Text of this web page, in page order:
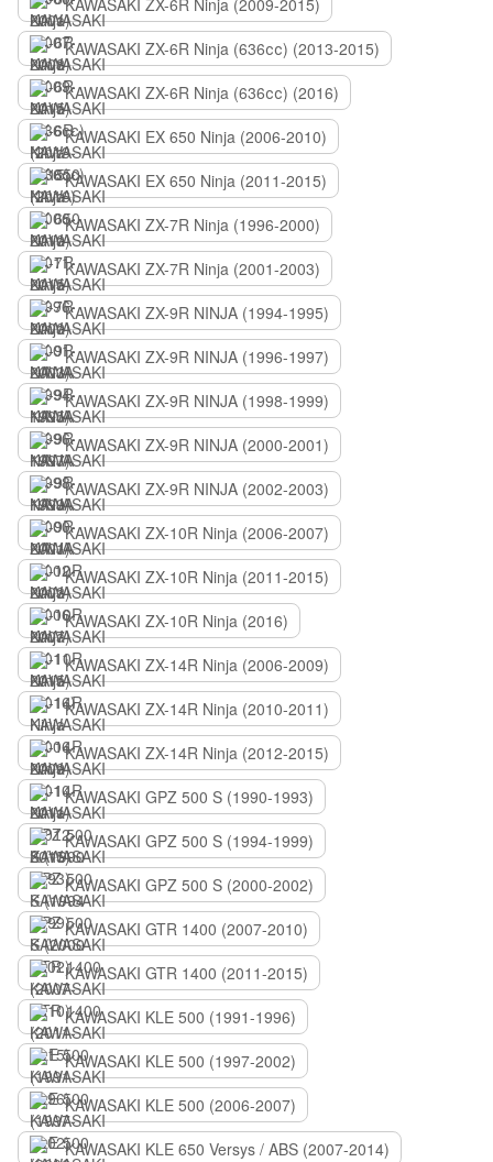
KAWASAKI ZX-6R Ninja (2009-2015)
KAWASAKI ZX-6R Ninja (636сс) (2013-2015)
KAWASAKI ZX-6R Ninja (636сс) (2016)
KAWASAKI EX 650 Ninja (2006-2010)
KAWASAKI EX 650 Ninja (2011-2015)
KAWASAKI ZX-7R Ninja (1996-2000)
KAWASAKI ZX-7R Ninja (2001-2003)
KAWASAKI ZX-9R NINJA (1994-1995)
KAWASAKI ZX-9R NINJA (1996-1997)
KAWASAKI ZX-9R NINJA (1998-1999)
KAWASAKI ZX-9R NINJA (2000-2001)
KAWASAKI ZX-9R NINJA (2002-2003)
KAWASAKI ZX-10R Ninja (2006-2007)
KAWASAKI ZX-10R Ninja (2011-2015)
KAWASAKI ZX-10R Ninja (2016)
KAWASAKI ZX-14R Ninja (2006-2009)
KAWASAKI ZX-14R Ninja (2010-2011)
KAWASAKI ZX-14R Ninja (2012-2015)
KAWASAKI GPZ 500 S (1990-1993)
KAWASAKI GPZ 500 S (1994-1999)
KAWASAKI GPZ 500 S (2000-2002)
KAWASAKI GTR 1400 (2007-2010)
KAWASAKI GTR 1400 (2011-2015)
KAWASAKI KLE 500 (1991-1996)
KAWASAKI KLE 500 (1997-2002)
KAWASAKI KLE 500 (2006-2007)
KAWASAKI KLE 650 Versys / ABS (2007-2014)